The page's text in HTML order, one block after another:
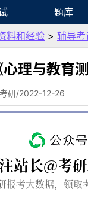
题库
料和经验 > 辅导
理与教育
研/2022-12-26